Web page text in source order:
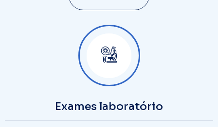
Exames laboratório